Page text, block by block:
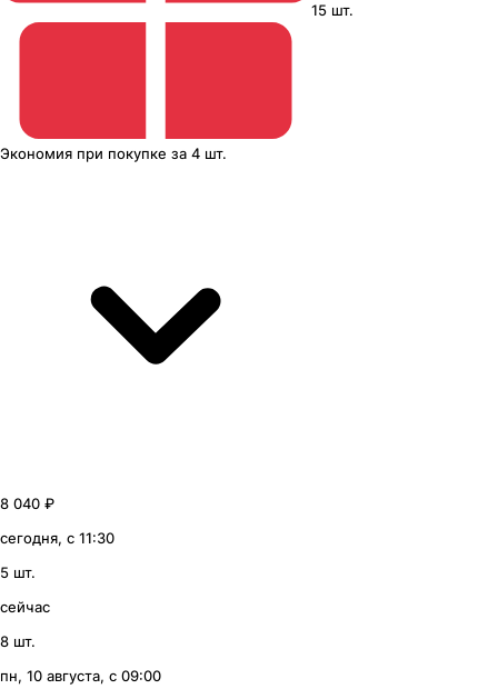
Экономия при покупке за 4 шт.
8 040 ₽
сегодня, с 11:30
5 шт.
сейчас
8 шт.
пн, 10 августа, с 09:00
15 шт.